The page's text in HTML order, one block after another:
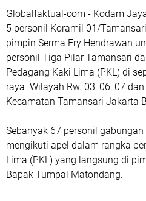
Globalfaktual-com - Kodam
5 personil Koramil 01/
pimpin Serma Ery Hendrawan
personil Tiga Pilar Tamansari
Pedagang Kaki Lima (PKL) di
raya Wilayah Rw. 03, 06, 07
Kecamatan Tamansari Jakarta
Sebanyak 67 personil
mengikuti apel dalam rangka
Lima (PKL) yang langsung di
Bapak Tumpal Matondang.